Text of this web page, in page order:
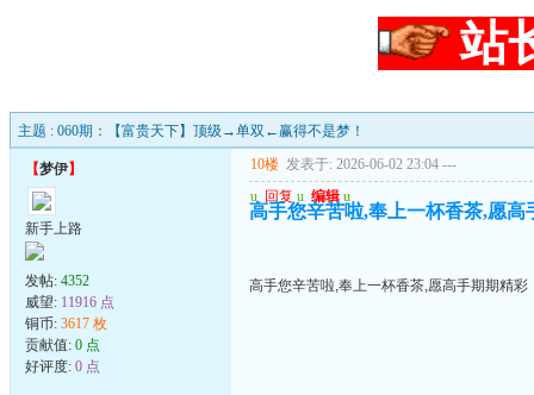
站
主题 : 060期：【富贵天下】顶级→单双←赢得不是梦！
【梦伊】
新手上路
发帖: 4352
威望: 11916 点
铜币: 3617 枚
贡献值: 0 点
好评度: 0 点
10楼 发表于: 2026-06-02 23:04 ---
u 回复 u 编辑 u
高手您辛苦啦,奉上一杯香茶,愿高
高手您辛苦啦,奉上一杯香茶,愿高手期期精彩